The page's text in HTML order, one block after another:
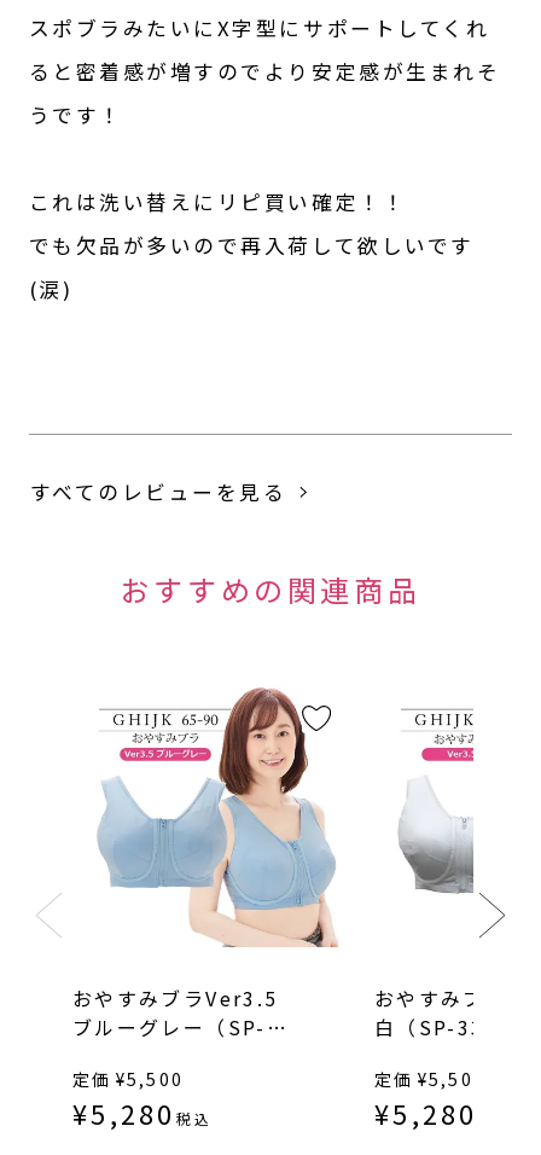
スポブラみたいにX字型にサポートしてくれ
ると密着感が増すのでより安定感が生まれそ
うです！
これは洗い替えにリピ買い確定！！
でも欠品が多いので再入荷して欲しいです
(涙)
すべてのレビューを見る
おやすみブラVer3.5
ブルーグレー（SP-
定価 ¥5,500
¥5,280 税込
おやすみブラ
白（SP-338）
定価 ¥5,500
¥5,280